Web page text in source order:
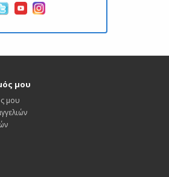
μου
μου